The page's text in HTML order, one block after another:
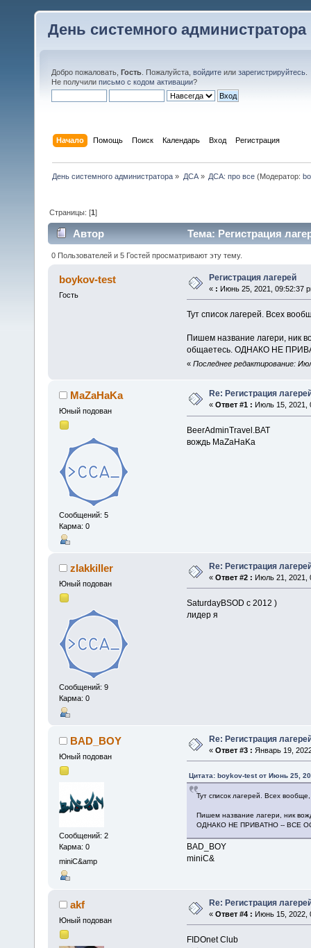
День системного администратора
Добро пожаловать, Гость . Пожалуйста, войдите или зарегистрируйтесь
Не получили письмо с кодом активации?
Начало Помощь Поиск Календарь Вход Регистрация
День системного администратора » ДСА» ДСА: про все(Модератор:
Страницы: [1]
Автор Тема: Регистрация
0 Пользователей и 5 Гостей просматривают эту тему.
boykov-test
Гость
Регистрация лагерей
« : Июнь 25, 2021, 09:52:37
Тут список лагерей. Всех
Пишем название лагери, ник
общаетесь. ОДНАКО НЕ
« Последнее редактирование:
MaZaHaKa
Юный подован
Сообщений: 5
Карма: 0
Re: Регистрация
« Ответ #1 : Июль 15, 2021,
BeerAdminTravel.BAT
вождь MaZaHaKa
zlakkiller
Юный подован
Сообщений: 9
Карма: 0
Re: Регистрация
« Ответ #2 : Июль 21, 2021,
SaturdayBSOD с 2012 )
лидер я
BAD_BOY
Юный подован
Сообщений: 2
Карма: 0
miniC&amp
Re: Регистрация
« Ответ #3 : Январь 19,
Цитата: boykov-test от Июнь 25,
Тут список лагерей. Всех
Пишем название лагери, ник
ОДНАКО НЕ ПРИВАТНО -- ВСЕ
BAD_BOY
miniC&
akf
Юный подован
Re: Регистрация
« Ответ #4 : Июнь 15, 2022,
FIDOnet Club